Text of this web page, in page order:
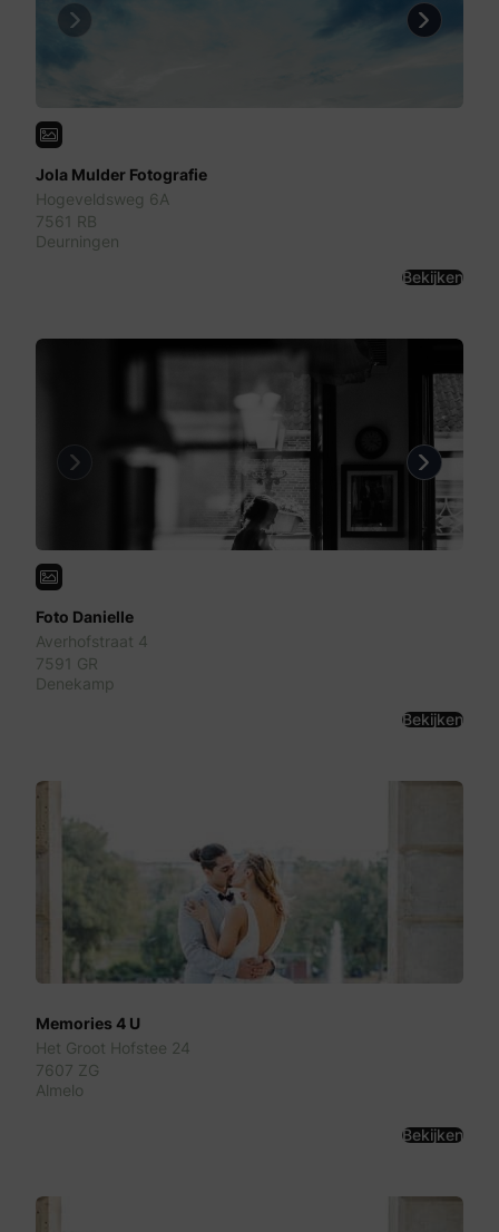
Previous Next
Jola Mulder Fotografie
Hogeveldsweg 6A
7561 RB
Deurningen
Bekijken
Previous Next
Foto Danielle
Averhofstraat 4
7591 GR
Denekamp
Bekijken
Memories 4 U
Het Groot Hofstee 24
7607 ZG
Almelo
Bekijken